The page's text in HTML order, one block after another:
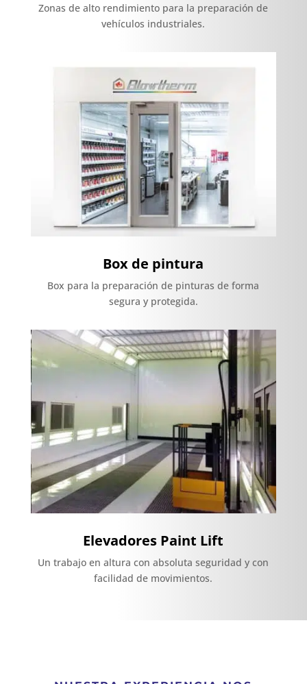
Zonas de alto rendimiento para la preparación de
vehículos industriales.
Box de pintura
Box para la preparación de pinturas de forma
segura y protegida.
Elevadores Paint Lift
Un trabajo en altura con absoluta seguridad y con
facilidad de movimientos.